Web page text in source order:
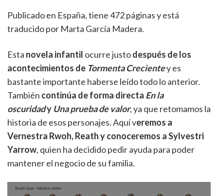
Publicado en España, tiene 472 páginas y está
traducido por Marta García Madera.
Esta novela infantil ocurre justodespués de los
acontecimientos de Tormenta Crecientey es
bastante importante haberse leído todo lo anterior.
También continúa de forma directa En la
oscuridady Una prueba de valor, ya que retomamos la
historia de esos personajes. Aquí veremos a
Vernestra Rwoh, Reath y conoceremos a Sylvestri
Yarrow, quien ha decidido pedir ayuda para poder
mantener el negocio de su familia.